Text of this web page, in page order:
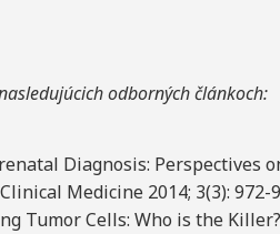
odborných článkoch:
Diagnosis: Perspectives
Medicine 2014; 3(3): 972-
Tumor Cells: Who is the